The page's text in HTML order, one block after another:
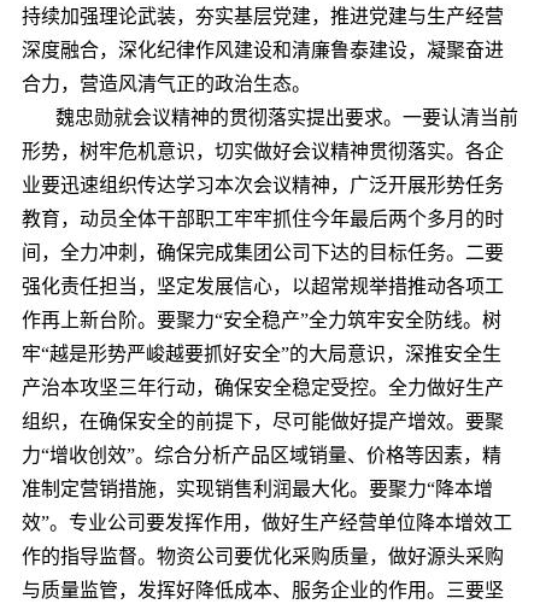
持续加强理论武装，夯实基层党建，推进党建与生产经营
深度融合，深化纪律作风建设和清廉鲁泰建设，凝聚奋进
合力，营造风清气正的政治生态。
魏忠勋就会议精神的贯彻落实提出要求。一要认清当前
形势，树牢危机意识，切实做好会议精神贯彻落实。各企
业要迅速组织传达学习本次会议精神，广泛开展形势任务
教育，动员全体干部职工牢牢抓住今年最后两个多月的时
间，全力冲刺，确保完成集团公司下达的目标任务。二要
强化责任担当，坚定发展信心，以超常规举措推动各项工
作再上新台阶。要聚力“安全稳产”全力筑牢安全防线。树
牢“越是形势严峻越要抓好安全”的大局意识，深推安全生
产治本攻坚三年行动，确保安全稳定受控。全力做好生产
组织，在确保安全的前提下，尽可能做好提产增效。要聚
力“增收创效”。综合分析产品区域销量、价格等因素，精
准制定营销措施，实现销售利润最大化。要聚力“降本增
效”。专业公司要发挥作用，做好生产经营单位降本增效工
作的指导监督。物资公司要优化采购质量，做好源头采购
与质量监管，发挥好降低成本、服务企业的作用。三要坚